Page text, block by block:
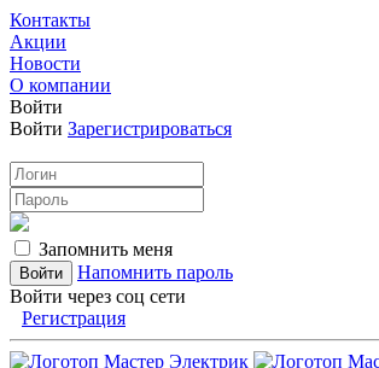
Контакты
Акции
Новости
О компании
Войти
Войти Зарегистрироваться
Запомнить меня
Напомнить пароль
Войти через соц сети
Регистрация